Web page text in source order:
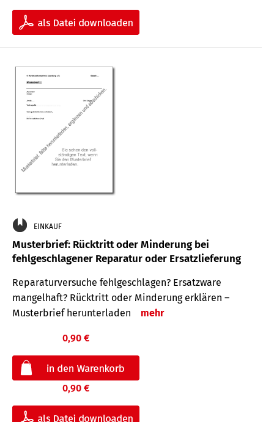
EINKAUF
Musterbrief: Rücktritt oder Minderung bei
fehlgeschlagener Reparatur oder Ersatzlieferung
Reparaturversuche fehlgeschlagen? Ersatzware
mangelhaft? Rücktritt oder Minderung erklären –
Musterbrief herunterladen
mehr
0,90 €
0,90 €